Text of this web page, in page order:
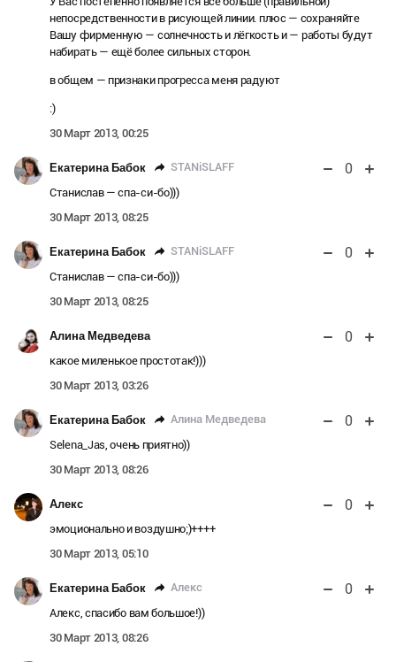
непосредственности в рисующей линии. плюс — сохраняйте
Вашу фирменную — солнечность и лёгкость и — работы будут
набирать — ещё более сильных сторон.
в общем — признаки прогресса меня радуют
:)
30 Март 2013, 00:25
Екатерина Бабок STANiSLAFF 0
Станислав — спа-си-бо)))
30 Март 2013, 08:25
Екатерина Бабок STANiSLAFF 0
Станислав — спа-си-бо)))
30 Март 2013, 08:25
Алина Медведева 0
какое миленькое простотак!)))
30 Март 2013, 03:26
Екатерина Бабок Алина Медведева 0
Selena_Jas, очень приятно))
30 Март 2013, 08:26
Алекс 0
эмоционально и воздушно;)++++
30 Март 2013, 05:10
Екатерина Бабок Алекс 0
Алекс, спасибо вам большое!))
30 Март 2013, 08:26